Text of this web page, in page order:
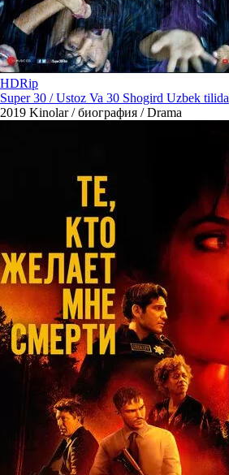
HDRip
Super 30 / Ustoz Va 30 Shogird Uzbek tilida
2019 Kinolar / биография / Drama